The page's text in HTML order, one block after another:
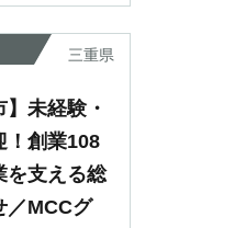
三重県
】未経験・
！創業108
を支える総
／MCCグ